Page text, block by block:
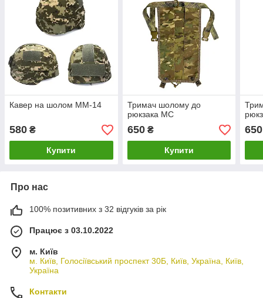
Кавер на шолом MM-14
580 ₴
Купити
Тримач шолому до
рюкзака МС
650₴
Купити
650
Про нас
100% позитивних з 32 відгуків за рік
Працює з 03.10.2022
м. Київ
м. Київ, Голосіївський проспект 30Б, Київ, Україна, Київ,
Україна
Контакти